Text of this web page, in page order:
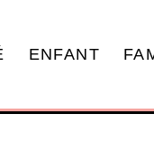
ENFANT